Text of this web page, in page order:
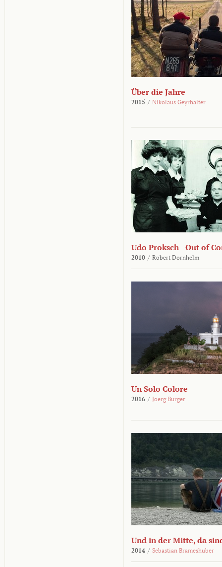
Über die Jahre
2015 / Nikolaus Geyrhalter
Udo Proksch - Out of
2010 / Robert Dornhelm
Un Solo Colore
2016 / Joerg Burger
Und in der Mitte, da
2014 / Sebastian Brameshuber